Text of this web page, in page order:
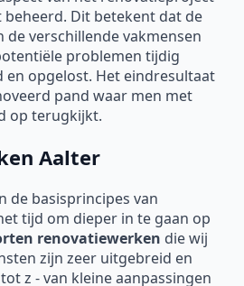
Dit betekent dat de
verschillende vakmensen
problemen tijdig
en opgelost. Het eindresultaat
pand waar men met
op terugkijkt.
Aalter
de basisprincipes van
tijd om dieper in te gaan op
renovatiewerken die wij
zijn zeer uitgebreid en
z - van kleine aanpassingen